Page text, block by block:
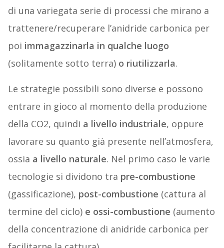
di una variegata serie di processi che mirano a
trattenere/recuperare l’anidride carbonica per
poi immagazzinarla in qualche luogo
(solitamente sotto terra) o riutilizzarla.
Le strategie possibili sono diverse e possono
entrare in gioco al momento della produzione
della CO2, quindi a livello industriale, oppure
lavorare su quanto già presente nell’atmosfera,
ossia a livello naturale. Nel primo caso le varie
tecnologie si dividono tra pre-combustione
(gassificazione), post-combustione (cattura al
termine del ciclo) e ossi-combustione (aumento
della concentrazione di anidride carbonica per